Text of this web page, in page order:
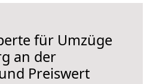
für Umzüge
an der
Preiswert